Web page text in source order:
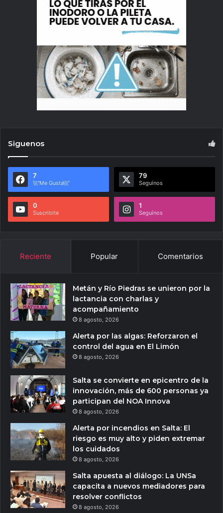
Siguenos
7
\\\"Me Gusta\\\"
79
Seguínos
0
Suscribite
1
Seguínos
Reciente Popular Comentarios
Metán y Río Piedras se unieron por la
lactancia con charlas y
acompañamiento
8 agosto, 2026
Alerta por las algas: Reforzaron el
control del agua en El Limón
8 agosto, 2026
Salta se convierte en epicentro de la
innovación, más de 600 personas ya
participan del NOA Innova
8 agosto, 2026
Alerta por incendios en Salta: El
riesgo es muy alto y piden extremar
los cuidados
8 agosto, 2026
Salta apuesta al diálogo: La UNSa
capacita a nuevos mediadores para
resolver conflictos
8 agosto, 2026